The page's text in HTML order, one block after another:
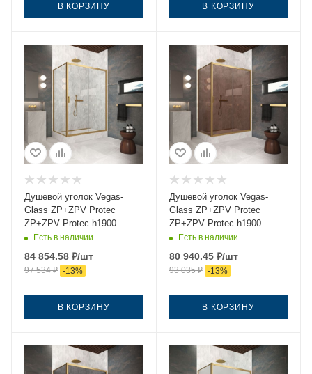
В КОРЗИНУ В КОРЗИНУ
Душевой уголок Vegas-
Glass ZP+ZPV Protec
ZP+ZPV Protec h1900
170*95 03 crystalvision
профиль золото без
поддона
Есть в наличии
84 854.58 ₽/шт
97 534₽ -13%
В КОРЗИНУ
Душевой уголок Vegas-
Glass ZP+ZPV Protec
ZP+ZPV Protec h1900
170*95 03 05 170х95 стекло
золото без поддона
Есть в наличии
80 940.45₽/шт
93 035₽ -13%
В КОРЗИНУ